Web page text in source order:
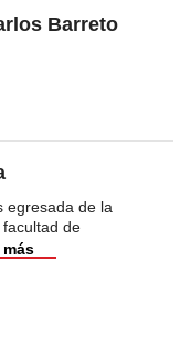
Barreto
egresada de la
de
más